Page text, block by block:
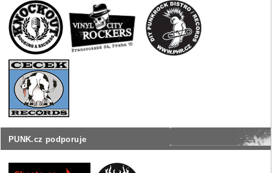
PUNK.cz podporuje